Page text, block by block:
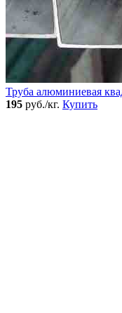
Труба алюминиевая
195 руб./кг. Купить